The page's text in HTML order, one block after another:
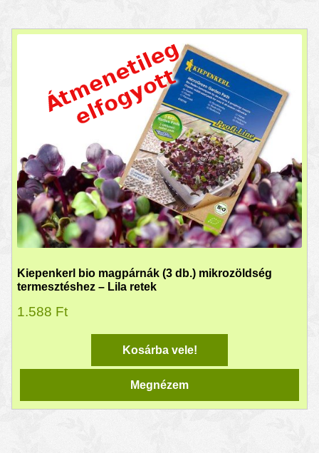
Kiepenkerl bio magpárnák (3 db.) mikrozöldség
termesztéshez – Lila retek
1.588 Ft
Kosárba vele!
Megnézem